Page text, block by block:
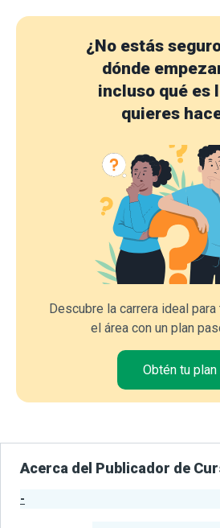
¿No estás
dónde
incluso qué es
quieres
Descubre la carrera ideal
el área con un plan
Obtén tu plan
Acerca del Publicador de
-